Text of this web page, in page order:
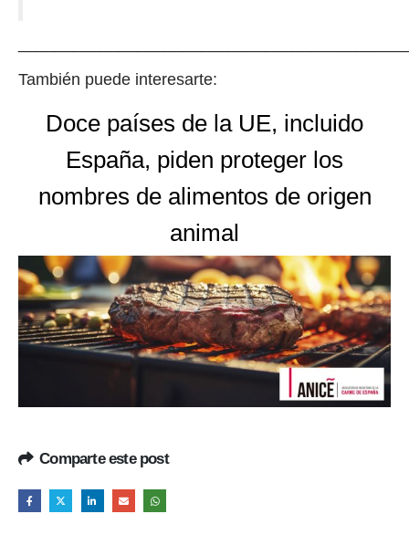
También puede interesarte:
Doce países de la UE, incluido
España, piden proteger los
nombres de alimentos de origen
animal
Comparte este post